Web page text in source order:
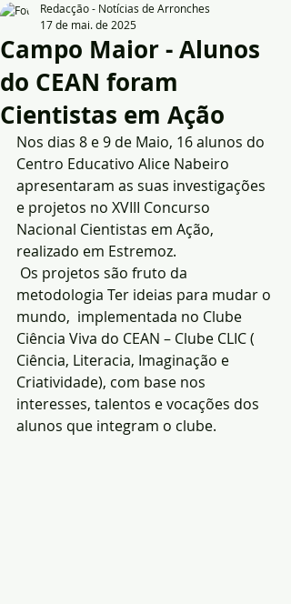
Campo Maior - Alunos
do CEAN foram
Cientistas em Ação
Redacção - Notícias de Arronches
17 de mai. de 2025
Nos dias 8 e 9 de Maio, 16 alunos do
Centro Educativo Alice Nabeiro
apresentaram as suas investigações
e projetos no XVIII Concurso
Nacional Cientistas em Ação,
realizado em Estremoz.
Os projetos são fruto da
metodologia Ter ideias para mudar o
mundo,  implementada no Clube
Ciência Viva do CEAN – Clube CLIC (
Ciência, Literacia, Imaginação e
Criatividade), com base nos
interesses, talentos e vocações dos
alunos que integram o clube.